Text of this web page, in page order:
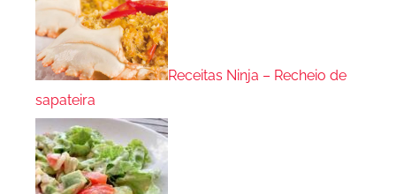
Receitas Ninja – Recheio de
sapateira